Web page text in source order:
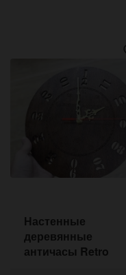
Настенные
деревянные
античасы Retro